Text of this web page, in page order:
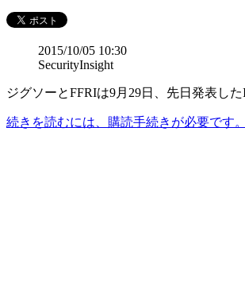
2015/10/05 10:30
SecurityInsight
ジグソーとFFRIは9月29日、先日発表し
続きを読むには、購読手続きが必要です。